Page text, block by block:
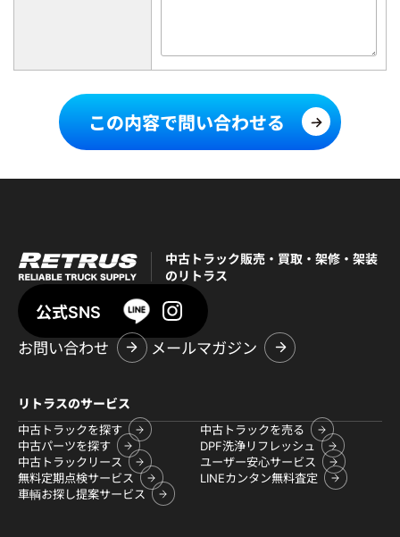
この内容で問い合わせる
中古トラック販売・買取・架修・架装
のリトラス
公式SNS
お問い合わせ
メールマガジン
リトラスのサービス
中古トラックを探す
中古トラックを売る
中古パーツを探す
DPF洗浄リフレッシュ
中古トラックリース
ユーザー安心サービス
無料定期点検サービス
LINEカンタン無料査定
車輌お探し提案サービス